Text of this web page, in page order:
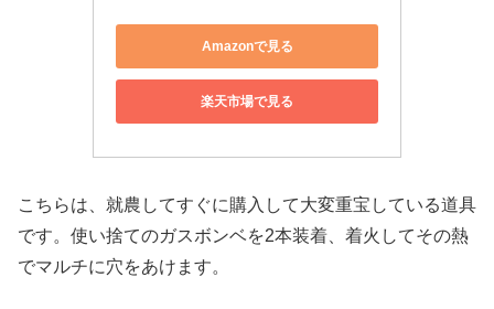
Amazonで見る
楽天市場で見る
こちらは、就農してすぐに購入して大変重宝している道具
です。使い捨てのガスボンベを2本装着、着火してその熱
でマルチに穴をあけます。